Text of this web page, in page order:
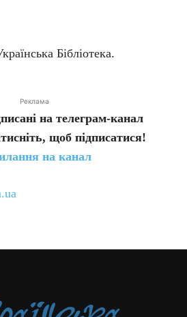
Бібліотека.
Реклама
на телеграм-канал
щоб підписатися!
на канал